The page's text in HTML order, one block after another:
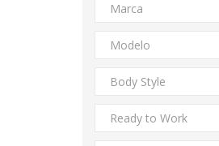
Marca
Modelo
Body Style
Ready to Work